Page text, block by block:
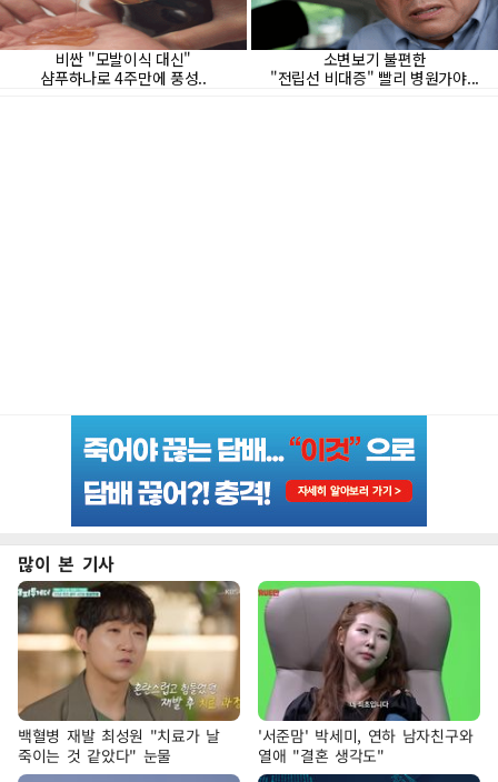
많이 본 기사
백혈병 재발 최성원 "치료가 날
죽이는 것 같았다" 눈물
'서준맘' 박세미, 연하 남자친구와
열애 "결혼 생각도"